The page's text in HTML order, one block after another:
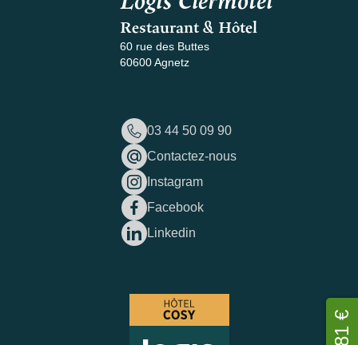
Restaurant & Hôtel
60 rue des Buttes
60600 Agnetz
03 44 50 09 90
Contactez-nous
Instagram
Facebook
Linkedin
81 €